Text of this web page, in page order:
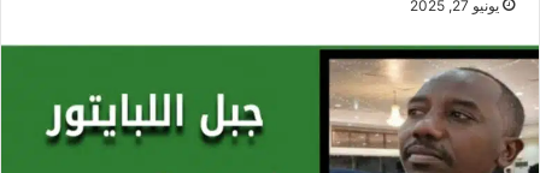
يونيو 27, 2025